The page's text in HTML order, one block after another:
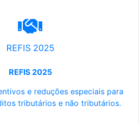
REFIS 2025
REFIS 2025
e reduções especiais para
tributários e não tributários.